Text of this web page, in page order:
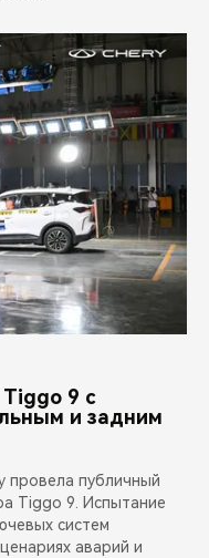
9 с
и задним
провела публичный
Tiggo 9. Испытание
систем
аварий и